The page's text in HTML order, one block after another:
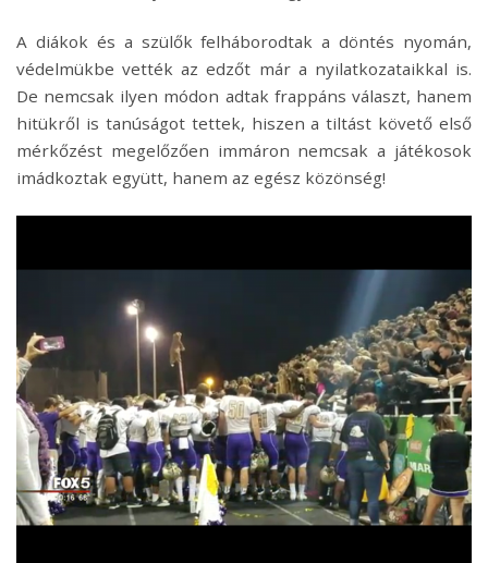
A diákok és a szülők felháborodtak a döntés nyomán,
védelmükbe vették az edzőt már a nyilatkozataikkal is.
De nemcsak ilyen módon adtak frappáns választ, hanem
hitükről is tanúságot tettek, hiszen a tiltást követő első
mérkőzést megelőzően immáron nemcsak a játékosok
imádkoztak együtt, hanem az egész közönség!